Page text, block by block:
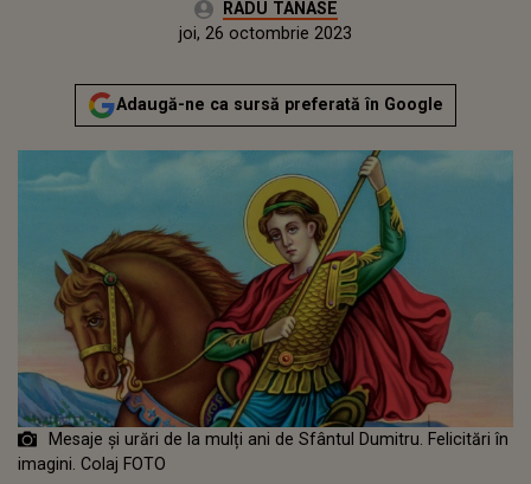
Autor:RADU TANASE
miercuri, 26 octombrie 2022
Actualizat:
joi, 26 octombrie 2023
Adaugă-ne ca sursă preferată în Google
Mesaje și urări de la mulți ani de Sfântul Dumitru. Felicitări în
imagini. Colaj FOTO